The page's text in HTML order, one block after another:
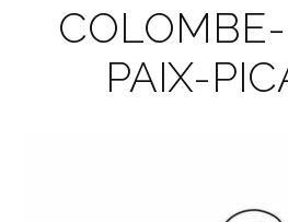
PAIX-